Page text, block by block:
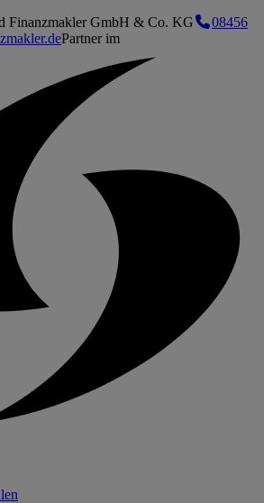
Finanzmakler GmbH & Co. KG
08456
Partner im